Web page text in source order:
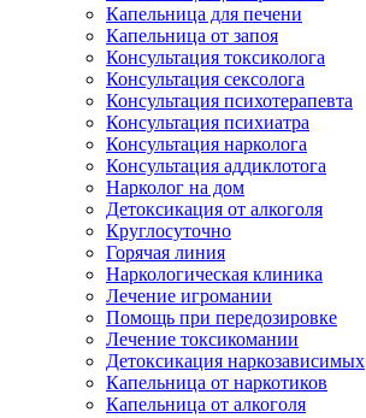
Капельница для печени
Капельница от запоя
Консультация токсиколога
Консультация сексолога
Консультация психотерапевта
Консультация психиатра
Консультация нарколога
Консультация аддиклотога
Нарколог на дом
Детоксикация от алкоголя
Круглосуточно
Горячая линия
Наркологическая клиника
Лечение игромании
Помощь при передозировке
Лечение токсикомании
Детоксикация наркозависимых
Капельница от наркотиков
Капельница от алкоголя